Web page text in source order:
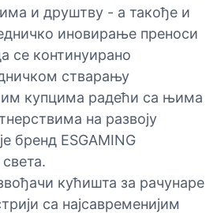
и друштву - а такође и
иновирање преноси
се континуирано
стварању
купцима радећи са њима
на развоју
бренд ESGAMING
кућишта за рачунаре
са најсавременијим